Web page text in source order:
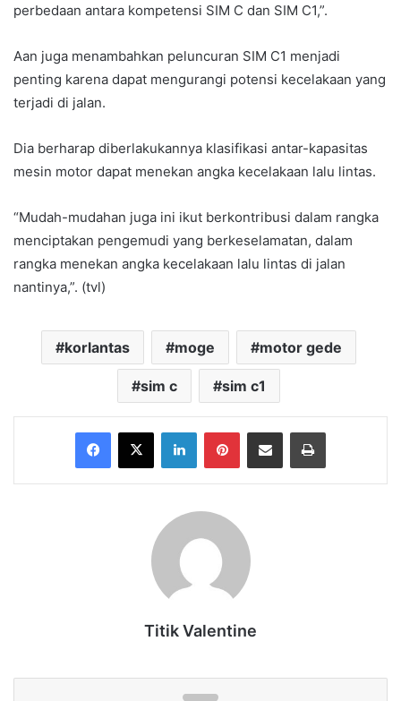
perbedaan antara kompetensi SIM C dan SIM C1,”.
Aan juga menambahkan peluncuran SIM C1 menjadi
penting karena dapat mengurangi potensi kecelakaan yang
terjadi di jalan.
Dia berharap diberlakukannya klasifikasi antar-kapasitas
mesin motor dapat menekan angka kecelakaan lalu lintas.
“Mudah-mudahan juga ini ikut berkontribusi dalam rangka
menciptakan pengemudi yang berkeselamatan, dalam
rangka menekan angka kecelakaan lalu lintas di jalan
nantinya,”. (tvl)
korlantas moge motor gede
sim c sim c1
Facebook
X LinkedInPinterestShare via Email Print
Titik Valentine